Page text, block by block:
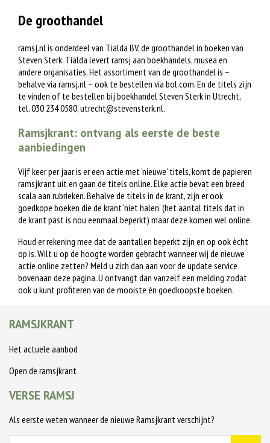
De groothandel
ramsj.nl is onderdeel van Tialda BV, de groothandel in boeken van
Steven Sterk. Tialda levert ramsj aan boekhandels, musea en
andere organisaties. Het assortiment van de groothandel is –
behalve via ramsj.nl – ook te bestellen via bol.com. En de titels zijn
te vinden of te bestellen bij boekhandel Steven Sterk in Utrecht,
tel. 030 234 0580,utrecht@stevensterk.nl.
Ramsjkrant: ontvang als eerste de beste
aanbiedingen
Vijf keer per jaar is er een actie met ‘nieuwe’ titels, komt de papieren
ramsjkrant uit en gaan de titels online. Elke actie bevat een breed
scala aan rubrieken. Behalve de titels in de krant, zijn er ook
goedkope boeken die de krant ‘niet halen’ (het aantal titels dat in
de krant past is nou eenmaal beperkt) maar deze komen wel online.
Houd er rekening mee dat de aantallen beperkt zijn en op ook ècht
op is. Wilt u op de hoogte worden gebracht wanneer wij de nieuwe
actie online zetten? Meld u zich dan aan voor de update service
bovenaan deze pagina. U ontvangt dan vanzelf een melding zodat
ook u kunt profiteren van de mooiste èn goedkoopste boeken.
RAMSJKRANT
Het actuele aanbod
Open de ramsjkrant
VERSE RAMSJ
Als eerste weten wanneer de nieuwe Ramsjkrant verschijnt?